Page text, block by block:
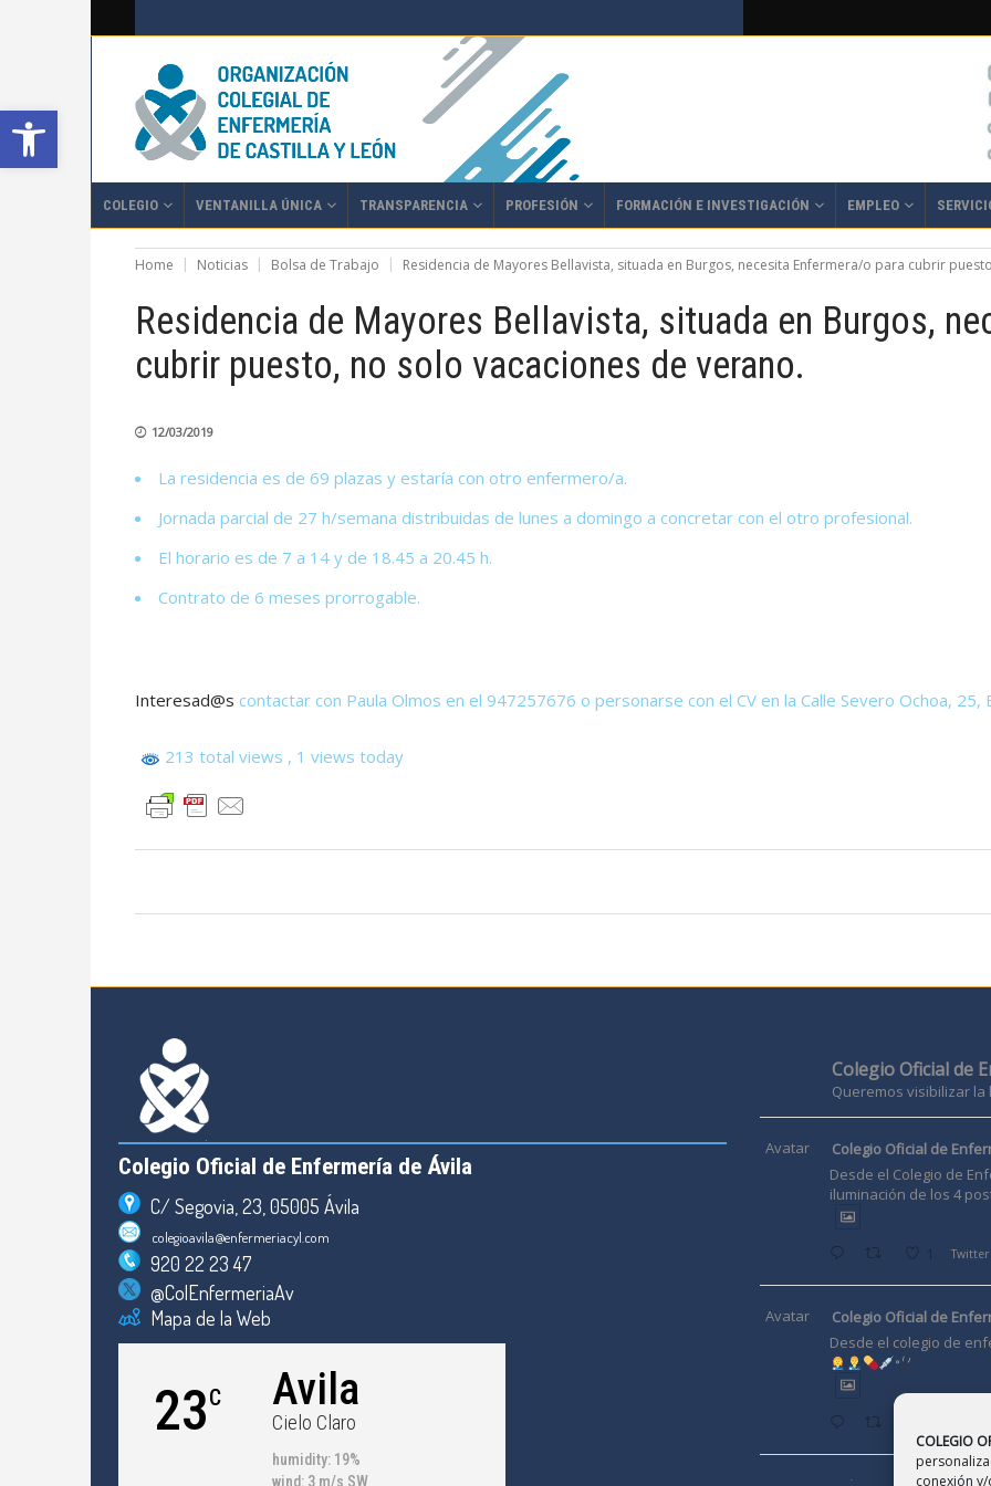
Abrir barra de herramientas
COLEGIO
conexión
COLEGIO VENTANILLA ÚNICA TRANSPARENCIA PROFESIÓN FORMACIÓN E INVESTIGACIÓN EMPLEO
Home Noticias Bolsa de Trabajo Residencia de Mayores Bellavista, situada en Burgos, necesita Enfermera/o para cubrir
Residencia de Mayores Bellavista, situada en Burgos,
cubrir puesto, no solo vacaciones de verano.
12/03/2019
La residencia es de 69 plazas y estaría con otro enfermero/a.
Jornada parcial de 27 h/semana distribuidas de lunes a domingo a concretar con el otro profesional.
El horario es de 7 a 14 y de 18.45 a 20.45 h.
Contrato de 6 meses prorrogable.
Interesad@s contactar con Paula Olmos en el 947257676 o personarse con el CV en la Calle Severo Ochoa, 25,
213 total views , 1 views today
Colegio Oficial de Enfermería de Ávila
C/ Segovia, 23, 05005 Ávila
colegioavila@enfermeriacyl.com
920 22 23 47
@ColEnfermeriaAv
Mapa de la Web
23C Avila
Cielo Claro
humidity: 19%
wind: 3 m/s SW
Colegio Oficial de
Queremos visibilizar la
Avatar Colegio Oficial de
Desde el Colegio de
iluminación de los 4
1 Twitter
Avatar Colegio Oficial de
Desde el colegio de